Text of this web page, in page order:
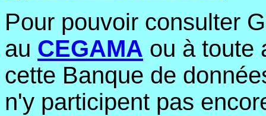
Pour pouvoir consulter
au CEGAMA ou à toute
cette Banque de
n'y participent pas